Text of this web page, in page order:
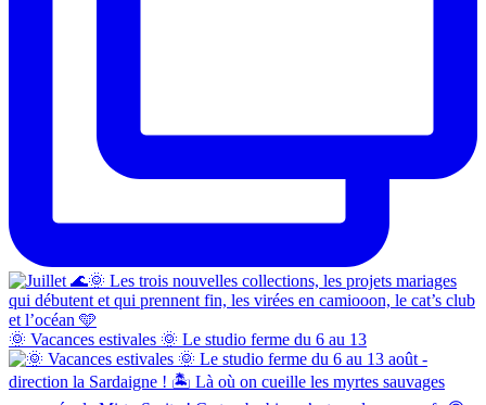
🌞 Vacances estivales 🌞 Le studio ferme du 6 au 13